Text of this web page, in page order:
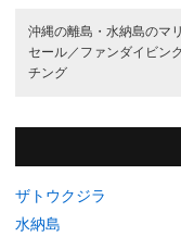
沖縄の離島・水納島のマ
セール／ ファンダイビン
チング
ザトウクジラ
水納島